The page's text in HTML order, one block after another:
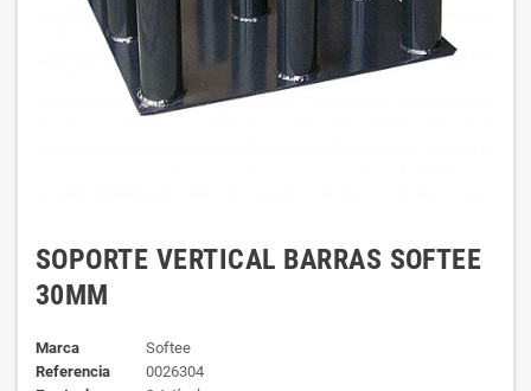
SOPORTE VERTICAL BARRAS SOFTEE
30MM
Marca
Softee
Referencia
0026304